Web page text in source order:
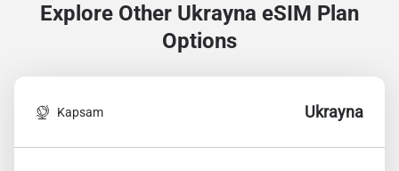
Explore Other Ukrayna eSIM Plan
Options
Kapsam Ukrayna